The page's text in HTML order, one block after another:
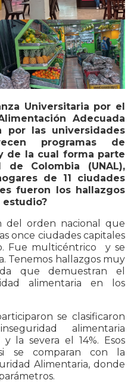
Universitaria por el
Adecuada
por las universidades
programas de
de la cual forma parte
de Colombia (UNAL),
de 11 ciudades
fueron los hallazgos
del orden nacional que
once ciudades capitales
Fue multicéntrico y se
Tenemos hallazgos muy
que demuestran el
alimentaria en los
se clasificaron
alimentaria
la severa el 14%. Esos
se comparan con la
Alimentaria, donde